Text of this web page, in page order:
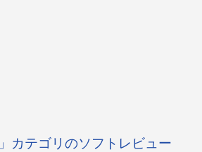
カテゴリのソフトレビュー